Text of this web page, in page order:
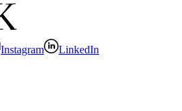
Instagram LinkedIn